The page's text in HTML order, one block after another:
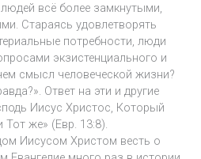
всё более замкнутыми,
Стараясь удовлетворять
потребности, люди
экзистенциального и
смысл человеческой жизни?
Ответ на эти и другие
Иисус Христос, Который
Тот же» (Евр. 13:8).
Иисусом Христом весть о